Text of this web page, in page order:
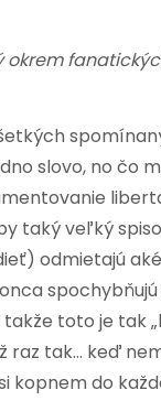
okrem
slovo, no čo
taký veľký
odmietajú
toto je tak
raz tak… keď
kopnem do